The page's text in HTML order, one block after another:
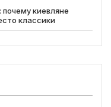
почему киевляне
классики